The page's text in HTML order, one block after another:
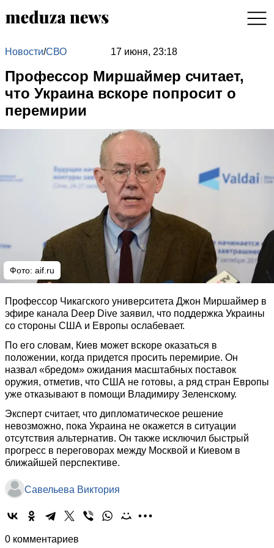
Новости/СВО 17 июня, 23:18
Профессор Миршаймер считает,
что Украина вскоре попросит о
перемирии
Фото: aif.ru
Профессор Чикагского университета Джон Миршаймер в
эфире канала Deep Dive заявил, что поддержка Украины
со стороны США и Европы ослабевает.
По его словам, Киев может вскоре оказаться в
положении, когда придется просить перемирие. Он
назвал «бредом» ожидания масштабных поставок
оружия, отметив, что США не готовы, а ряд стран Европы
уже отказывают в помощи Владимиру Зеленскому.
Эксперт считает, что дипломатическое решение
невозможно, пока Украина не окажется в ситуации
отсутствия альтернатив. Он также исключил быстрый
прогресс в переговорах между Москвой и Киевом в
ближайшей перспективе.
Савельева Виктория
0 комментариев